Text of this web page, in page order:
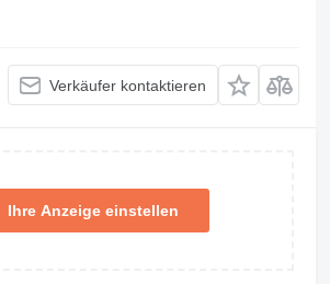
Verkäufer kontaktieren
Ihre Anzeige einstellen